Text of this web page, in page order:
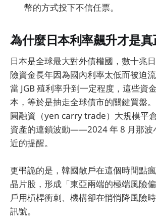
幣的方式投下不信任票。
為什麼日本利率飆升才是
日本是全球最大對外債權國，數十兆
險資金長年因為國內利率太低而被迫流
當 JGB 殖利率升到一定程度，這些資
本，等於是抽走全球債市的關鍵買盤
圓融資（yen carry trade）大規模平
資產的連鎖波動——2024 年 8 月那波
近的提醒。
更弔詭的是，韓國散戶在這個時間點
晶片股，形成「東亞兩端的極端風險
戶用槓桿衝刺、機構卻在悄悄降風險
訊號。